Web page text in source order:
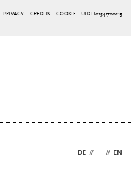
PRIVACY| CREDITS| COOKIE | UID IT01541700215
DE // // EN